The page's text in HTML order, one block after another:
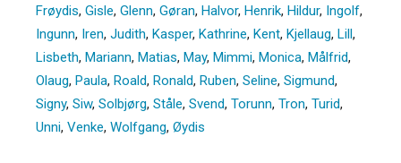
Frøydis, Gisle, Glenn, Gøran, Halvor, Henrik, Hildur, Ingolf,
Ingunn, Iren, Judith, Kasper, Kathrine, Kent, Kjellaug, Lill,
Lisbeth, Mariann, Matias, May, Mimmi, Monica, Målfrid,
Olaug, Paula, Roald, Ronald, Ruben, Seline, Sigmund,
Signy, Siw, Solbjørg, Ståle, Svend, Torunn, Tron, Turid,
Unni, Venke, Wolfgang, Øydis